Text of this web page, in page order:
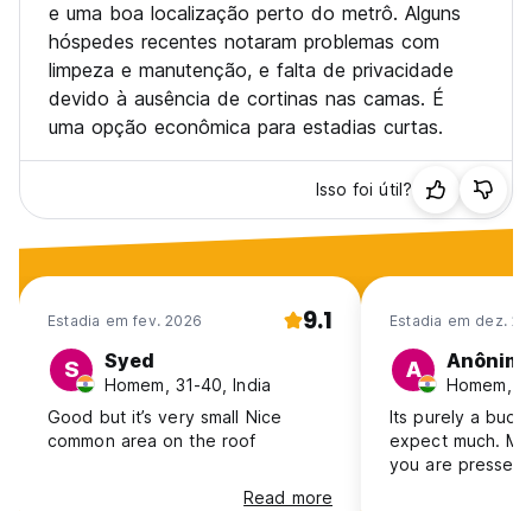
e uma boa localização perto do metrô. Alguns
hóspedes recentes notaram problemas com
limpeza e manutenção, e falta de privacidade
devido à ausência de cortinas nas camas. É
uma opção econômica para estadias curtas.
Isso foi útil?
Estadia em fev. 2026 9.1
S Syed
Homem, 31-40, India
Good but it’s very small Nice
common area on the roof
Read more
Estadia em dez.
A
Homem,
Its purely a
expect much.
you are pressed